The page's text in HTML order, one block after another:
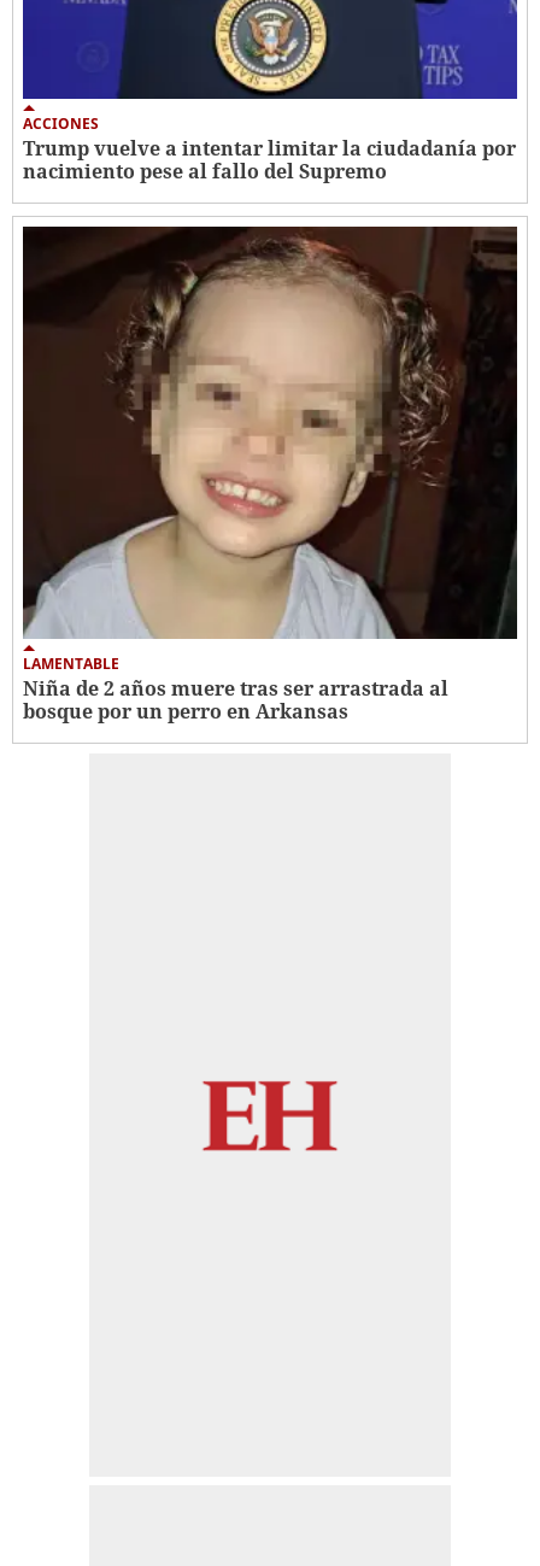
ACCIONES
Trump vuelve a intentar limitar la ciudadanía por
nacimiento pese al fallo del Supremo
LAMENTABLE
Niña de 2 años muere tras ser arrastrada al
bosque por un perro en Arkansas